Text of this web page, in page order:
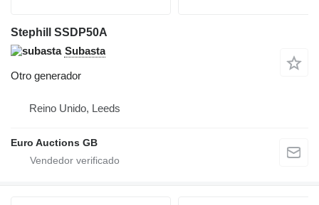
Stephill SSDP50A
Subasta
Otro generador
Reino Unido, Leeds
Euro Auctions GB